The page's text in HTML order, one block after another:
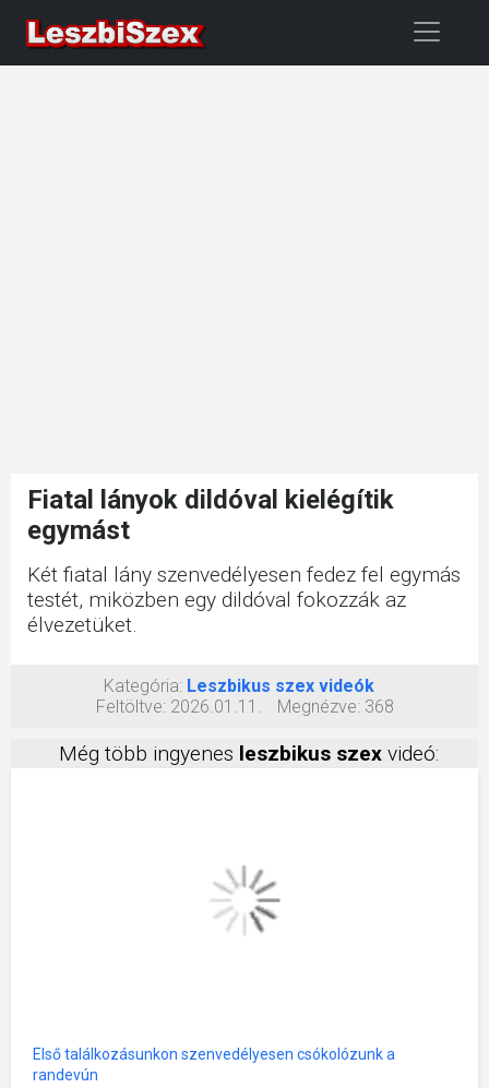
Fiatal lányok dildóval kielégítik
egymást
Két fiatal lány szenvedélyesen fedez fel egymás
testét, miközben egy dildóval fokozzák az
élvezetüket.
Kategória: Leszbikus szex videók
Feltöltve: 2026.01.11. Megnézve: 368
Még több ingyenes leszbikus szex videó:
Első találkozásunkon szenvedélyesen csókolózunk a
randevún